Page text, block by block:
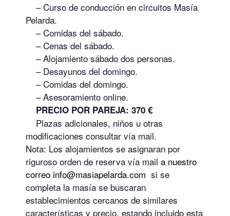
– Curso de conducción en circuitos Masía
Pelarda.
– Comidas del sábado.
– Cenas del sábado.
– Alojamiento sábado dos personas.
– Desayunos del domingo.
– Comidas del domingo.
– Asesoramiento online.
PRECIO POR PAREJA: 370 €
Plazas adicionales, niños u otras
modificaciones consultar vía mail.
Nota: Los alojamientos se asignaran por
riguroso orden de reserva vía mail a nuestro
correo info@masiapelarda.com si se
completa la masía se buscaran
establecimientos cercanos de similares
características y precio, estando incluido esta